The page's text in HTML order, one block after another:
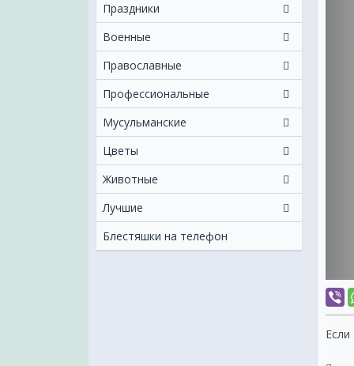
Праздники
Военные
Православные
Профессиональные
Мусульманские
Цветы
Животные
Лучшие
Блестяшки на телефон